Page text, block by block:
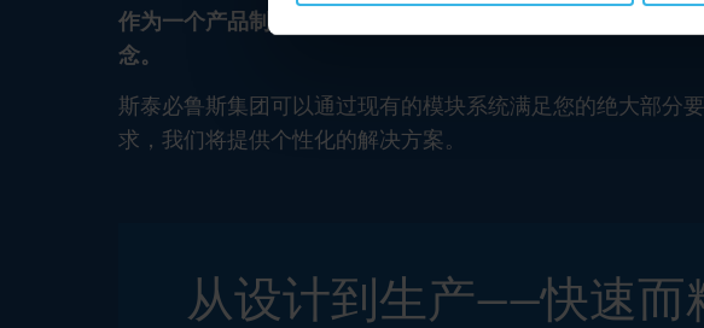
作为一个产品制造商，您肯定有特定的要求——无论这一要求
念。
斯泰必鲁斯集团可以通过现有的模块系统满足您的绝大部分
求，我们将提供个性化的解决方案。
从设计到生产——快速而